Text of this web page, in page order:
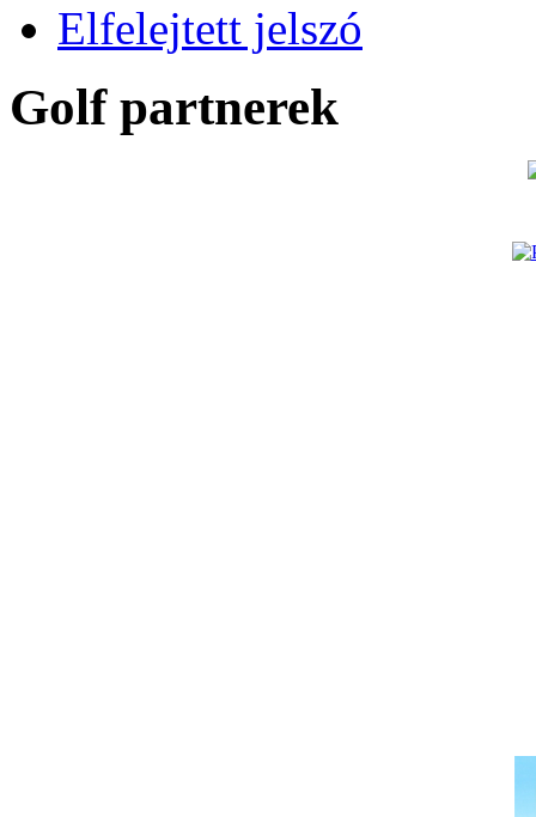
Elfelejtett jelszó
Golf partnerek